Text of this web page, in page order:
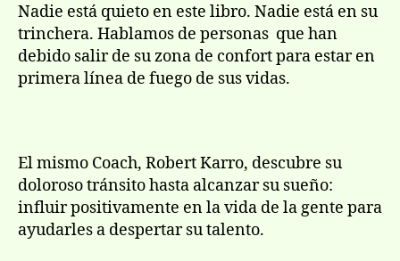
Nadie está quieto en este libro. Nadie está en su
trinchera. Hablamos de personas que han
debido salir de su zona de confort para estar en
primera línea de fuego de sus vidas.
El mismo Coach, Robert Karro, descubre su
doloroso tránsito hasta alcanzar su sueño:
influir positivamente en la vida de la gente para
ayudarles a despertar su talento.